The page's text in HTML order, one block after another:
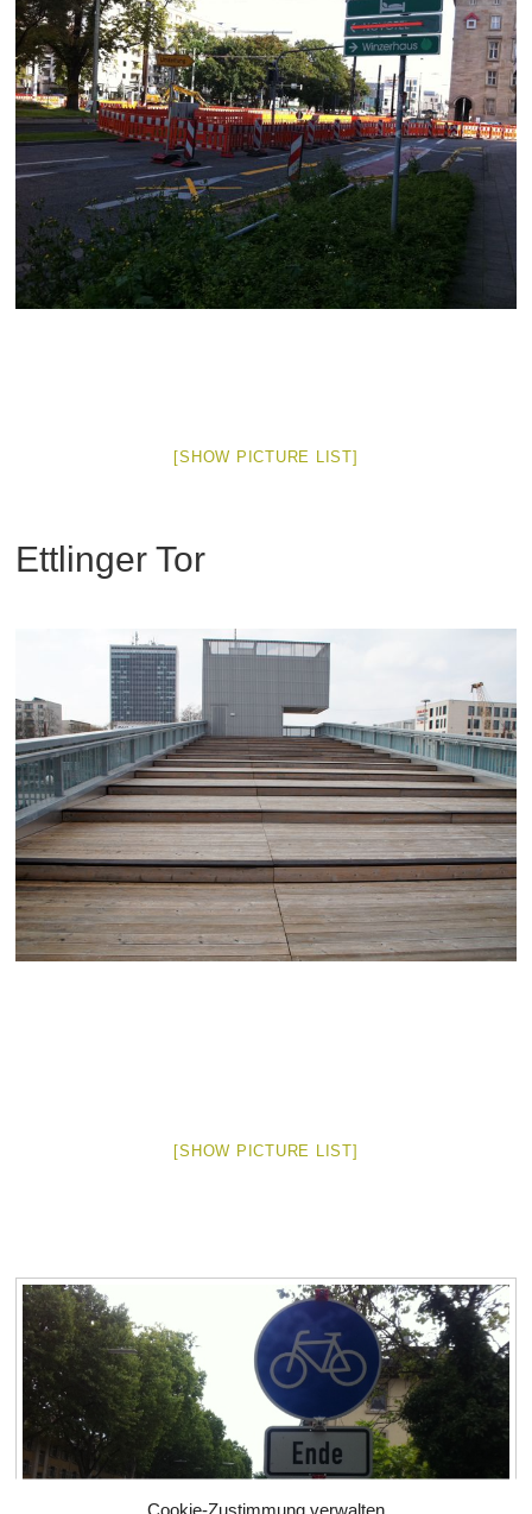
Cookie-Zustimmung verwalten
[SHOW PICTURE LIST]
Ettlinger Tor
[SHOW PICTURE LIST]